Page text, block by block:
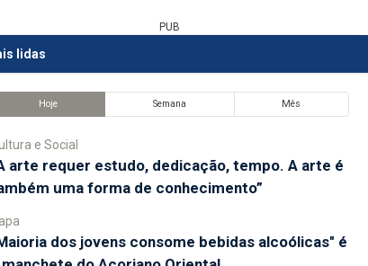
PUB
lidas
Hoje Semana Mês
e Social
arte requer estudo, dedicação, tempo. A arte é
uma forma de conhecimento”
dos jovens consome bebidas alcoólicas" é